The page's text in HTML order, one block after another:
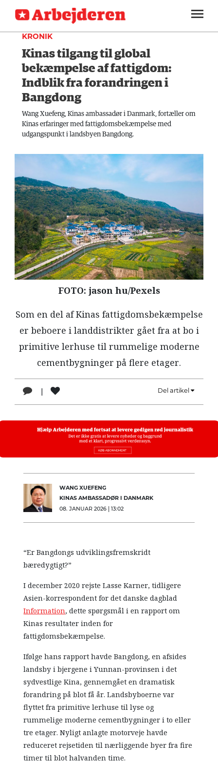
SEKTIONER
ARBEJDEREN
MENER
FAGLIGT
INDLAND
UDLAND
KALENDER
BLOGS
DEBAT
LÆSER
TIL
LÆSER
NAVNE
HISTORIE
TEORI
SOUNDCLOUD
ABONNER
LOG IND
OM
KRONIK
Kinas tilgang til global
bekæmpelse af fattigdom:
Indblik fra forandringen i
Bangdong
Wang Xuefeng, Kinas ambassadør i Danmark, fortæller om
Kinas erfaringer med fattigdomsbekæmpelse med
udgangspunkt i landsbyen Bangdong.
FOTO: jason hu/Pexels
Som en del af Kinas fattigdomsbekæmpelse
er beboere i landdistrikter gået fra at bo i
primitive lerhuse til rummelige moderne
cementbygninger på flere etager.
Del artikel
WANG XUEFENG
KINAS AMBASSADØR I DANMARK
08. JANUAR 2026 | 13:02
“Er Bangdongs udviklingsfremskridt
bæredygtigt?”
I december 2020 rejste Lasse Karner, tidligere
Asien-korrespondent for det danske dagblad
Information, dette spørgsmål i en rapport om
Kinas resultater inden for
fattigdomsbekæmpelse.
Ifølge hans rapport havde Bangdong, en afsides
landsby i bjergene i Yunnan-provinsen i det
sydvestlige Kina, gennemgået en dramatisk
forandring på blot få år. Landsbyboerne var
flyttet fra primitive lerhuse til lyse og
rummelige moderne cementbygninger i to eller
tre etager. Nyligt anlagte motorveje havde
reduceret rejsetiden til nærliggende byer fra fire
timer til blot halvanden time.